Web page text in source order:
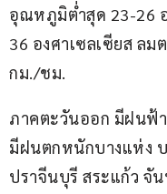
อุณหภูมิต่ำสุด 23-26
36 องศาเซลเซียส ลม
กม./ชม.
ภาคตะวันออก มีฝนฟ้
มีฝนตกหนักบางแห่ง
ปราจีนบุรี สระแก้ว จั